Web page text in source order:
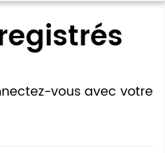
vous avec votre